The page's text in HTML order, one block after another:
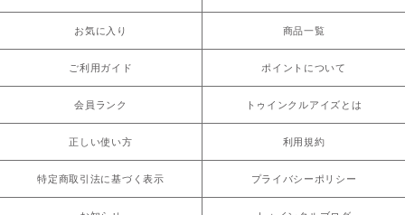
お気に入り 商品一覧
ご利用ガイド ポイントについて
会員ランク トゥインクルアイズとは
正しい使い方 利用規約
特定商取引法に基づく表示 プライバシーポリシー